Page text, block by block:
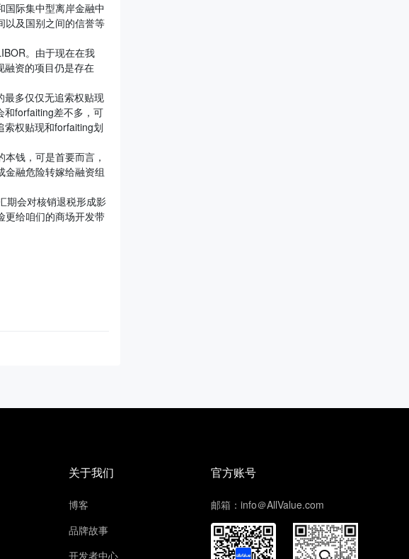
国际集中型离岸金融中
以及国别之间的信誉等
。由于现在在我
融资的项目仍是存在
最多仅仅无追索权贴现
和forfaiting差不多，可
索权贴现和forfaiting划
钱，可是首要而言，
融危险转嫁给融资组
期会对核销退税形成影
更给咱们的商场开发带
关于我们
博客
品牌故事
开发者中心
官方账号
邮箱：info＠AllValue.com